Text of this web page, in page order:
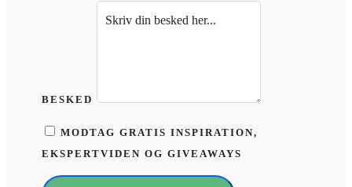
BESKED
MODTAG GRATIS INSPIRATION,
EKSPERTVIDEN OG GIVEAWAYS